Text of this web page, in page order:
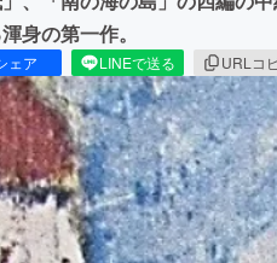
身の第一作。
ェア LINEで送る URLコ